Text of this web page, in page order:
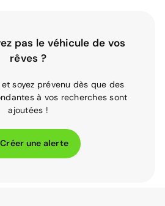
pas le véhicule de vos
rêves ?
soyez prévenu dès que des
à vos recherches sont
ajoutées !
Créer une alerte